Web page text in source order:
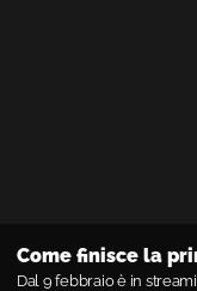
Come finisce la
Dal 9 febbraio è in